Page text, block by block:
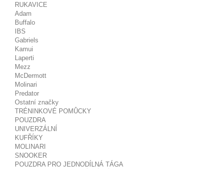
RUKAVICE
Adam
Buffalo
IBS
Gabriels
Kamui
Laperti
Mezz
McDermott
Molinari
Predator
Ostatní značky
TRÉNINKOVÉ POMŮCKY
POUZDRA
UNIVERZÁLNÍ
KUFŘÍKY
MOLINARI
SNOOKER
POUZDRA PRO JEDNODÍLNÁ TÁGA